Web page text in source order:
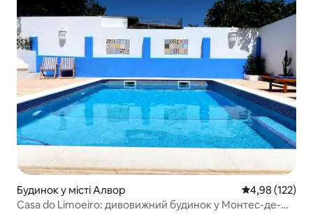
Будинок у місті Алвор Середня
4,98 (122)
Casa do Limoeiro: дивовижний будинок у Монтес-де-